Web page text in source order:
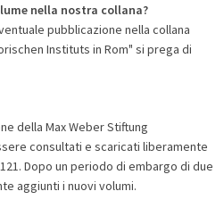
nella nostra collana?
pubblicazione nella collana
Instituts in Rom" si prega di
della Max Weber Stiftung
consultati e scaricati liberamente
Dopo un periodo di embargo di due
aggiunti i nuovi volumi.